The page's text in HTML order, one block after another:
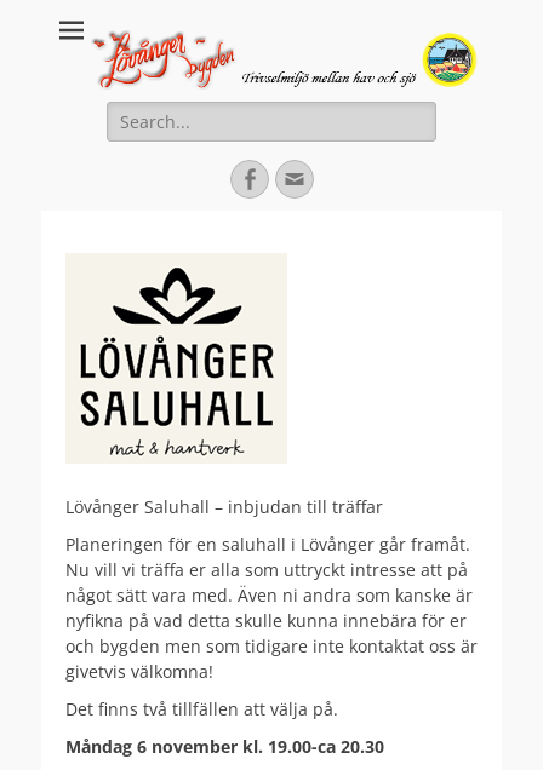
Lovanger.se
Välkommen till Lövånger
Search
for:
Facebook
Email
Lövånger Saluhall – inbjudan till träffar
Planeringen för en saluhall i Lövånger går framåt.
Nu vill vi träffa er alla som uttryckt intresse att på
något sätt vara med. Även ni andra som kanske är
nyfikna på vad detta skulle kunna innebära för er
och bygden men som tidigare inte kontaktat oss är
givetvis välkomna!
Det finns två tillfällen att välja på.
Måndag 6 november kl. 19.00-ca 20.30